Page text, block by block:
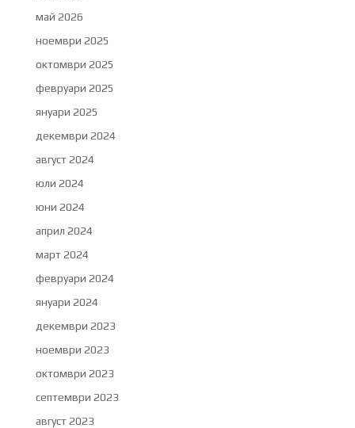
май 2026
ноември 2025
октомври 2025
февруари 2025
януари 2025
декември 2024
август 2024
юли 2024
юни 2024
април 2024
март 2024
февруари 2024
януари 2024
декември 2023
ноември 2023
октомври 2023
септември 2023
август 2023